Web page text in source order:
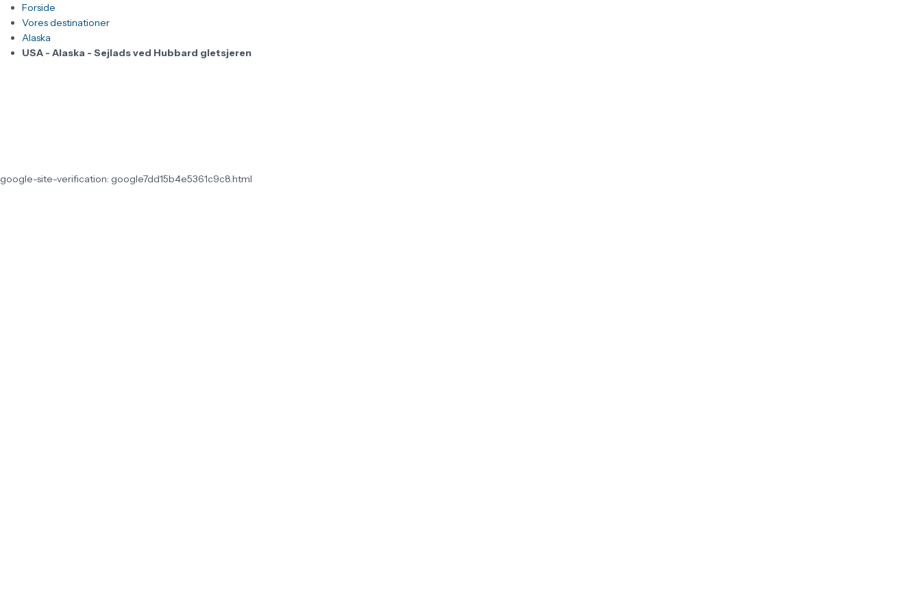
Forside
Vores destinationer
Alaska
USA - Alaska - Sejlads ved Hubbard gletsjeren
google-site-verification: google7dd15b4e5361c9c8.html